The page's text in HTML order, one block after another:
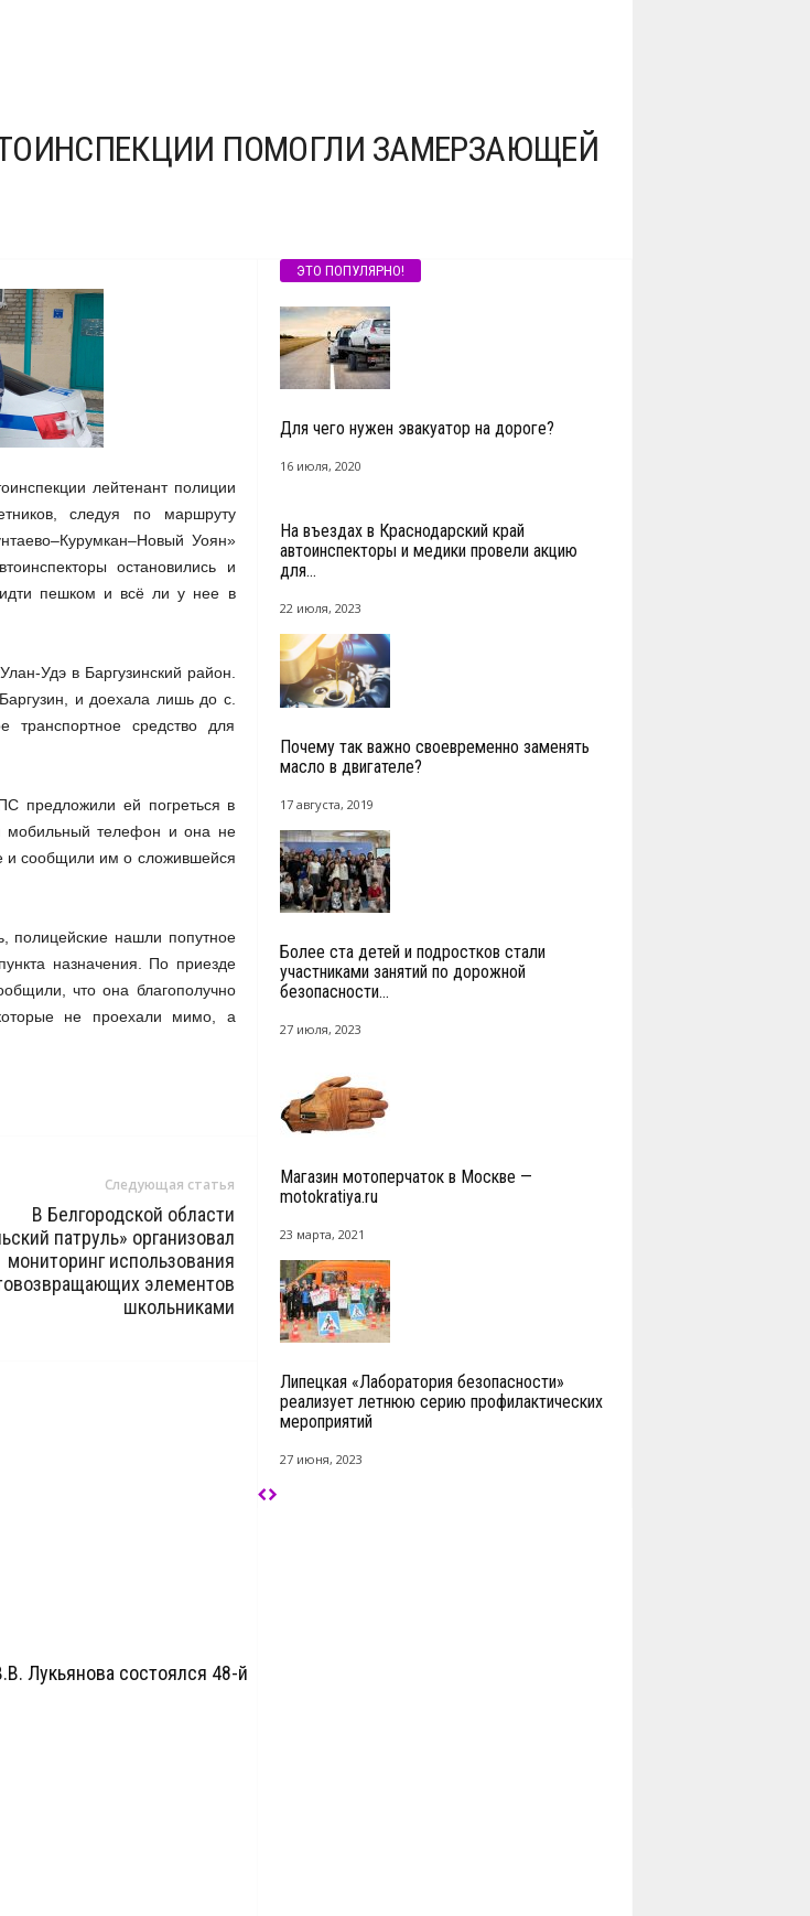
ПОМОГЛИ ЗАМЕРЗАЮЩЕЙ
лейтенант полиции
следуя по маршруту
Уоян»
остановились и
идти пешком и всё ли у нее в
Удэ в Баргузинский район.
и доехала лишь до с.
средство для
предложили ей погреться в
мобильный телефон и она не
и сообщили им о сложившейся
полицейские нашли попутное
назначения. По приезде
что она благополучно
не проехали мимо, а
Следующая статья
В Белгородской области
патруль» организовал
мониторинг использования
элементов
школьниками
Лукьянова состоялся 48-й
ЭТО ПОПУЛЯРНО!
Для чего нужен эвакуатор на дороге?
16 июля, 2020
На въездах в Краснодарский край
автоинспекторы и медики провели акцию
для...
22 июля, 2023
Почему так важно своевременно заменять
масло в двигателе?
17 августа, 2019
Более ста детей и подростков стали
участниками занятий по дорожной
безопасности...
27 июля, 2023
Магазин мотоперчаток в Москве —
motokratiya.ru
23 марта, 2021
Липецкая «Лаборатория безопасности»
реализует летнюю серию профилактических
мероприятий
27 июня, 2023